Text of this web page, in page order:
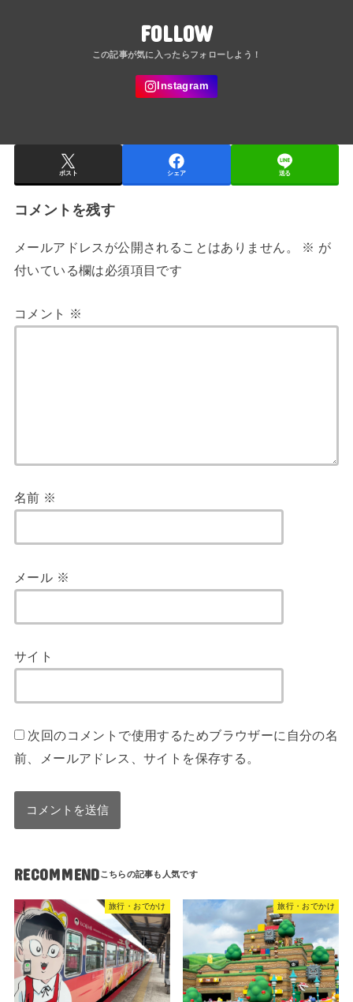
FOLLOW
ポスト シェア 送る
コメントを残す
メールアドレスが公開されることはありません。 ※ が
付いている欄は必須項目です
コメント ※
名前 ※
メール ※
サイト
次回のコメントで使用するためブラウザーに自分の名
前、メールアドレス、サイトを保存する。
RECOMMEND
旅行・おでかけ 旅行・おでかけ